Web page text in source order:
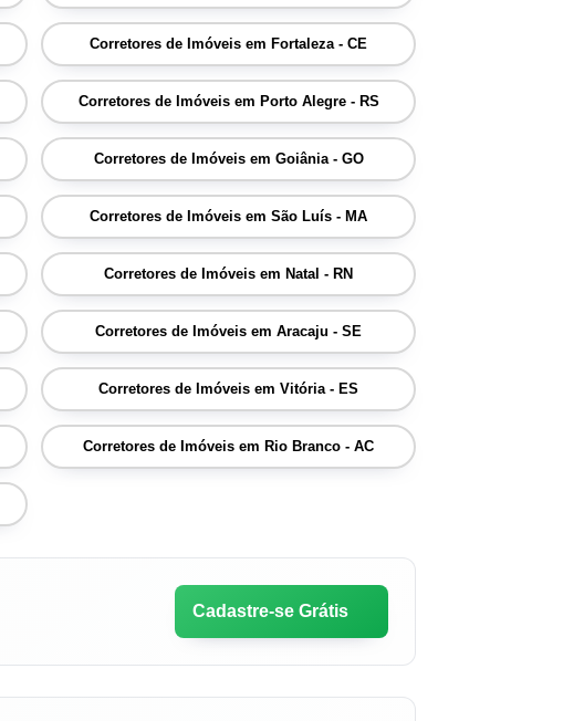
Corretores de Imóveis em Fortaleza - CE
Corretores de Imóveis em Porto Alegre - RS
Corretores de Imóveis em Goiânia - GO
Corretores de Imóveis em São Luís - MA
Corretores de Imóveis em Natal - RN
Corretores de Imóveis em Aracaju - SE
Corretores de Imóveis em Vitória - ES
Corretores de Imóveis em Rio Branco - AC
Cadastre-se Grátis